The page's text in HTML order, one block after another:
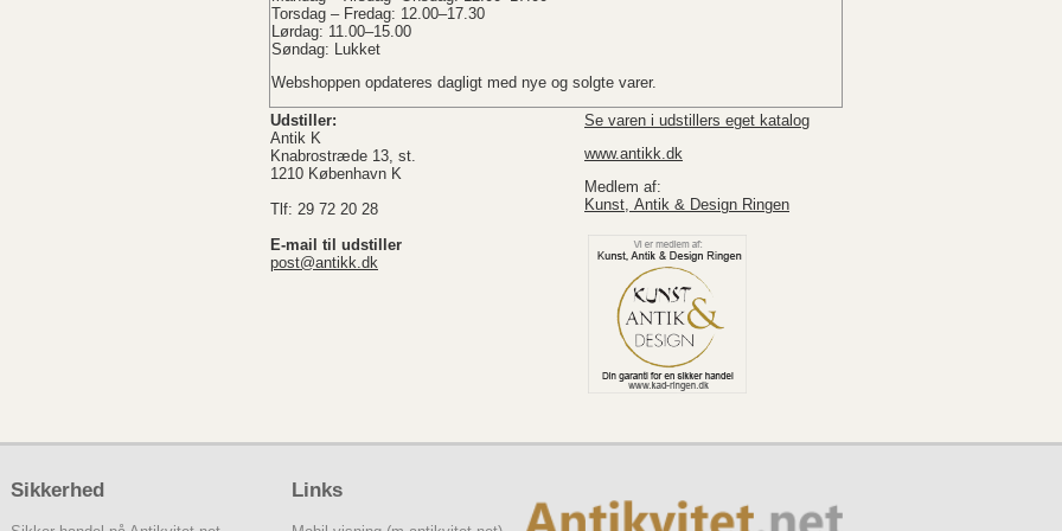
Torsdag – Fredag: 12.00–17.30
Lørdag: 11.00–15.00
Søndag: Lukket
Webshoppen opdateres dagligt med nye og solgte varer.
Udstiller:
Antik K
Knabrostræde 13, st.
1210 København K
Tlf: 29 72 20 28
E-mail til udstiller
post@antikk.dk
Se varen i udstillers eget katalog
www.antikk.dk
Medlem af:
Kunst, Antik & Design Ringen
Sikkerhed Links